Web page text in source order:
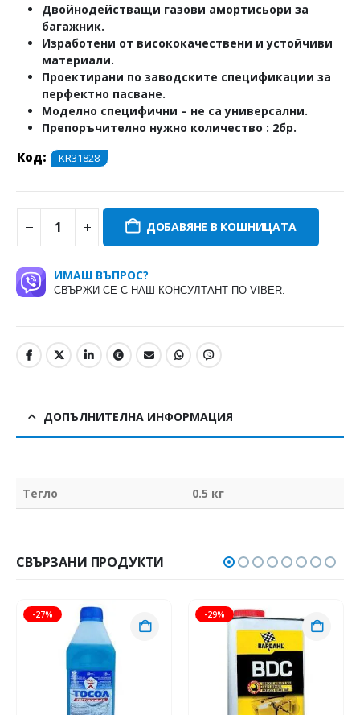
Двойнодействащи газови амортисьори за
багажник.
Изработени от висококачествени и устойчиви
материали.
Проектирани по заводските спецификации за
перфектно пасване.
Моделно специфични – не са универсални.
Препоръчително нужно количество : 2бр.
Код: KR31828
ДОБАВЯНЕ В КОШНИЦАТА
ИМАШ ВЪПРОС?
СВЪРЖИ СЕ С НАШ КОНСУЛТАНТ ПО VIBER.
ДОПЪЛНИТЕЛНА ИНФОРМАЦИЯ
Тегло 0.5 кг
СВЪРЗАНИ ПРОДУКТИ
-27% -29%